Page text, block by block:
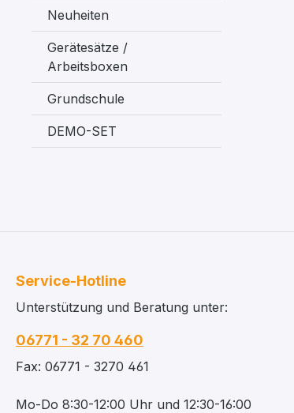
Neuheiten
Gerätesätze /
Arbeitsboxen
Grundschule
DEMO-SET
Service-Hotline
Unterstützung und Beratung unter:
06771 - 32 70 460
Fax: 06771 - 3270 461
Mo-Do 8:30-12:00 Uhr und 12:30-16:00